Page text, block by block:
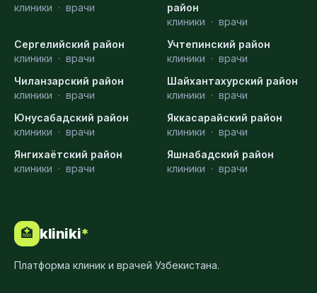
клиники · врачи
район
клиники · врачи
Сергелийский район
клиники · врачи
Учтепинский район
клиники · врачи
Чиланзарский район
клиники · врачи
Шайхантахурский район
клиники · врачи
Юнусабадский район
клиники · врачи
Яккасарайский район
клиники · врачи
Янгихаётский район
клиники · врачи
Яшнабадский район
клиники · врачи
🏥 kliniki*
Платформа клиник и врачей Узбекистана.